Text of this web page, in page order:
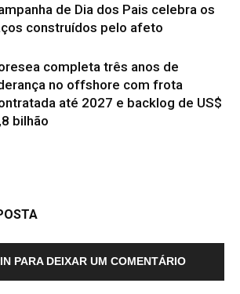
de Dia dos Pais celebra os
construídos pelo afeto
completa três anos de
no offshore com frota
até 2027 e backlog de US$
bilhão
PARA DEIXAR UM COMENTÁRIO